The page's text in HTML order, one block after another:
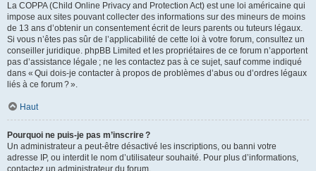
La COPPA (Child Online Privacy and Protection Act) est une loi américaine qui
impose aux sites pouvant collecter des informations sur des mineurs de moins
de 13 ans d’obtenir un consentement écrit de leurs parents ou tuteurs légaux.
Si vous n’êtes pas sûr de l’applicabilité de cette loi à votre forum, consultez un
conseiller juridique. phpBB Limited et les propriétaires de ce forum n’apportent
pas d’assistance légale ; ne les contactez pas à ce sujet, sauf comme indiqué
dans « Qui dois-je contacter à propos de problèmes d’abus ou d’ordres légaux
liés à ce forum ? ».
Haut
Pourquoi ne puis-je pas m’inscrire ?
Un administrateur a peut-être désactivé les inscriptions, ou banni votre
adresse IP, ou interdit le nom d’utilisateur souhaité. Pour plus d’informations,
contactez un administrateur du forum.